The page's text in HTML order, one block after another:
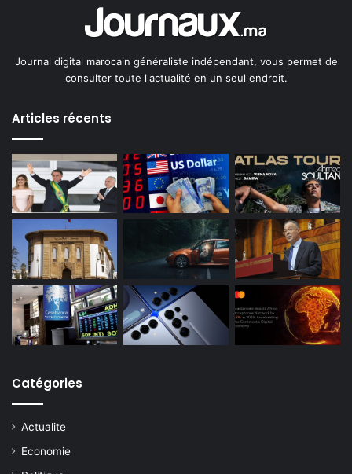
Journal digital marocain généraliste indépendant, vous permet de
consulter toute l'actualité en un seul endroit.
Articles récents
Catégories
Actualite
Economie